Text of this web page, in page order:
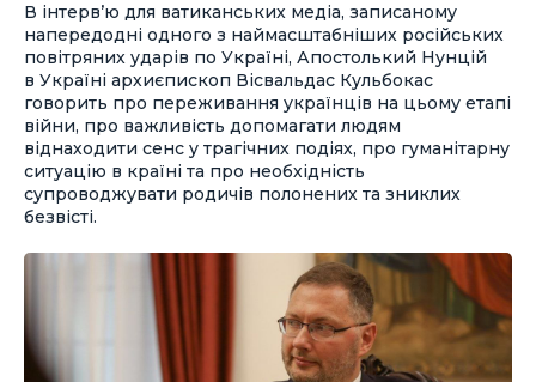
В інтерв’ю для ватиканських медіа, записаному
напередодні одного з наймасштабніших російських
повітряних ударів по Україні, Апостолький Нунцій
в Україні архиєпископ Вісвальдас Кульбокас
говорить про переживання українців на цьому етапі
війни, про важливість допомагати людям
віднаходити сенс у трагічних подіях, про гуманітарну
ситуацію в країні та про необхідність
супроводжувати родичів полонених та зниклих
безвісті.